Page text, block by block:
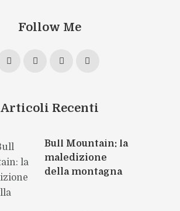
Follow Me
Articoli Recenti
Bull Mountain: la
maledizione
della montagna